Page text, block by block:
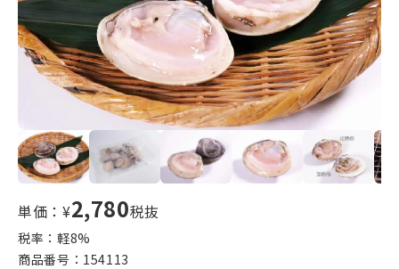
単価：¥2,780税抜
税率：軽8%
商品番号： 154113